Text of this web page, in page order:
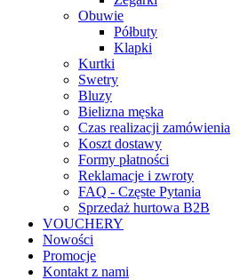
Obuwie
Półbuty
Klapki
Kurtki
Swetry
Bluzy
Bielizna męska
Czas realizacji zamówienia
Koszt dostawy
Formy płatności
Reklamacje i zwroty
FAQ - Częste Pytania
Sprzedaż hurtowa B2B
VOUCHERY
Nowości
Promocje
Kontakt z nami